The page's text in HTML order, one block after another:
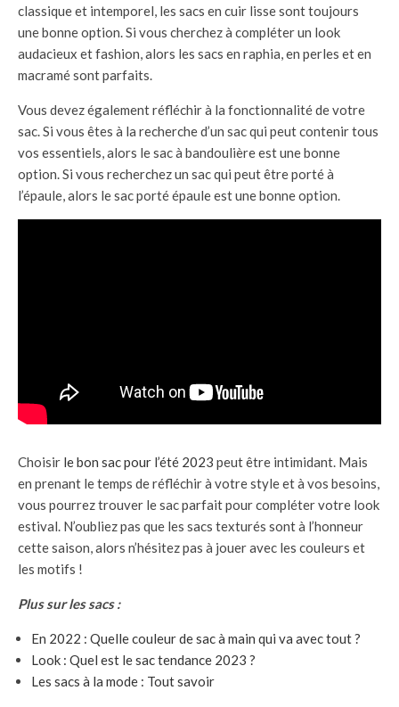
classique et intemporel, les sacs en cuir lisse sont toujours
une bonne option. Si vous cherchez à compléter un look
audacieux et fashion, alors les sacs en raphia, en perles et en
macramé sont parfaits.
Vous devez également réfléchir à la fonctionnalité de votre
sac. Si vous êtes à la recherche d’un sac qui peut contenir tous
vos essentiels, alors le sac à bandoulière est une bonne
option. Si vous recherchez un sac qui peut être porté à
l’épaule, alors le sac porté épaule est une bonne option.
Choisir le bon sac pour l’été 2023 peut être intimidant. Mais
en prenant le temps de réfléchir à votre style et à vos besoins,
vous pourrez trouver le sac parfait pour compléter votre look
estival. N’oubliez pas que les sacs texturés sont à l’honneur
cette saison, alors n’hésitez pas à jouer avec les couleurs et
les motifs !
Plus sur les sacs :
En 2022 : Quelle couleur de sac à main qui va avec tout ?
Look : Quel est le sac tendance 2023 ?
Les sacs à la mode : Tout savoir